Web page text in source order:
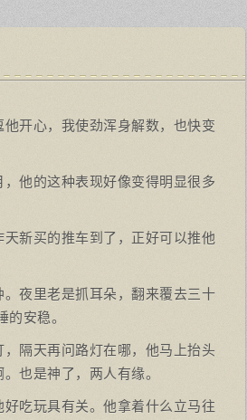
开心，我使劲浑身解数，也快变
他的这种表现好像变得明显很多
新买的推车到了，正好可以推他
夜里老是抓耳朵，翻来覆去三十
安稳。
隔天再问路灯在哪，他马上抬头
也是神了，两人有缘。
吃玩具有关。他拿着什么立马往